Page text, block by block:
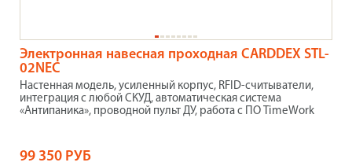
Электронная навесная проходная CARDDEX STL-
02NEC
Настенная модель, усиленный корпус, RFID-считыватели,
интеграция с любой СКУД, автоматическая система
«Антипаника», проводной пульт ДУ, работа с ПО TimeWork
99 350 РУБ